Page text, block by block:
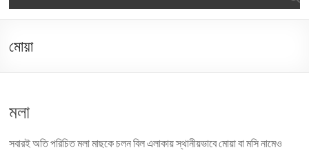
মোয়া
মলা
সবারই অতি পরিচিত মলা মাছকে চলন বিল এলাকায় স্থানীয়ভাবে মোয়া বা মসি নামেও